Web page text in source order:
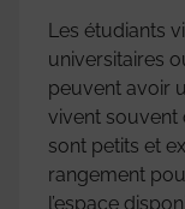
Les étudiants
universitaires
peuvent avoir
vivent souvent
sont petits et
rangement
l’espace